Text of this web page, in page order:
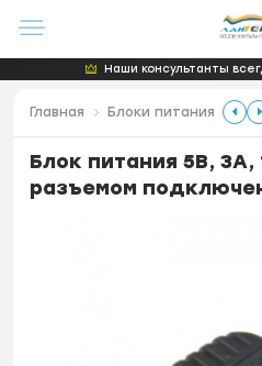
Наши консультанты
Главная Блоки питания
Блок питания 5В, 3А,
разъемом